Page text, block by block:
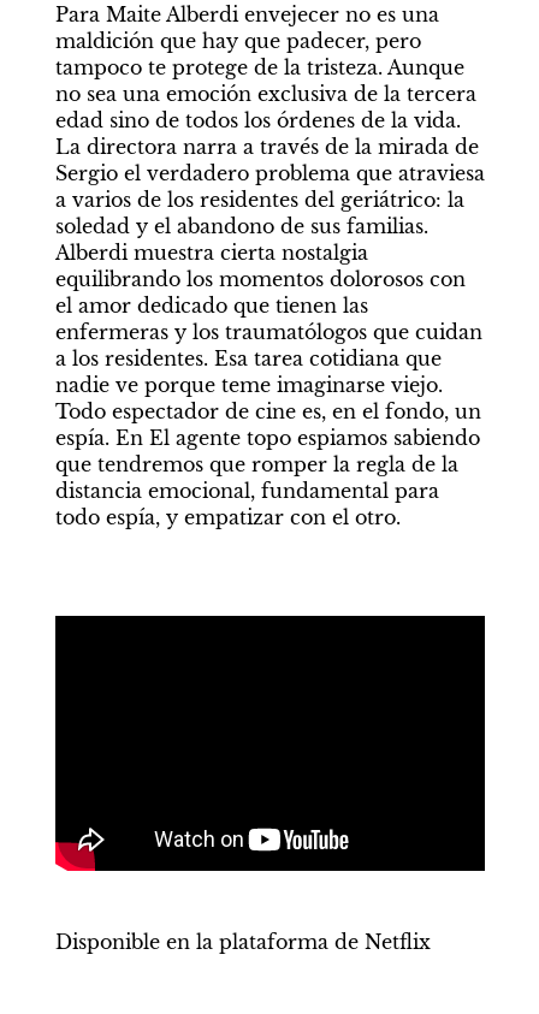
Para Maite Alberdi envejecer no es una
maldición que hay que padecer, pero
tampoco te protege de la tristeza. Aunque
no sea una emoción exclusiva de la tercera
edad sino de todos los órdenes de la vida.
La directora narra a través de la mirada de
Sergio el verdadero problema que atraviesa
a varios de los residentes del geriátrico: la
soledad y el abandono de sus familias.
Alberdi muestra cierta nostalgia
equilibrando los momentos dolorosos con
el amor dedicado que tienen las
enfermeras y los traumatólogos que cuidan
a los residentes. Esa tarea cotidiana que
nadie ve porque teme imaginarse viejo.
Todo espectador de cine es, en el fondo, un
espía. En El agente topo espiamos sabiendo
que tendremos que romper la regla de la
distancia emocional, fundamental para
todo espía, y empatizar con el otro.
Disponible en la plataforma de Netflix